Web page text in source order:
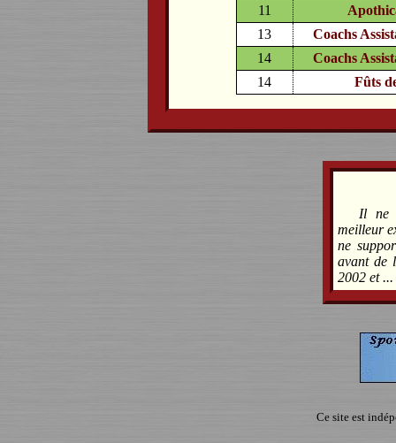
11
13
Coachs
14
Coachs
14
Fûts
Il ne
meilleur
ne
avant de
2002 et
Ce site est